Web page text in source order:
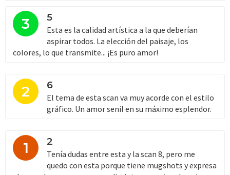
s
3 5
Esta es la calidad artística a la que deberían
aspirar todos. La elección del paisaje, los
colores, lo que transmite... ¡Es puro amor!
2 6
El tema de esta scan va muy acorde con el estilo
gráfico. Un amor senil en su máximo esplendor.
1 2
Tenía dudas entre esta y la scan 8, pero me
quedo con esta porque tiene mugshots y expresa